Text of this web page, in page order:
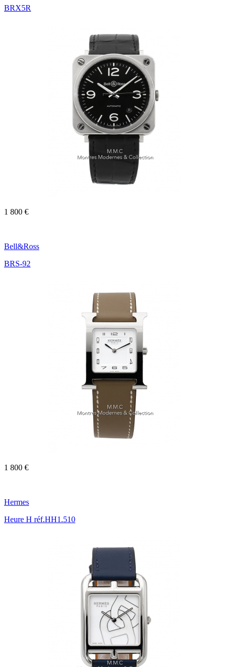
BRX5R
1 800 €
Bell&Ross
BRS-92
1 800 €
Hermes
Heure H réf.HH1.510